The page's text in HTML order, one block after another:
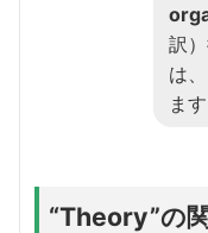
訳
は
ます
“Theory”の